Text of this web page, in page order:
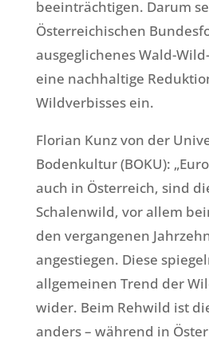
beeinträchtigen. Darum
Österreichischen
ausgeglichenes Wald-
eine nachhaltige
Wildverbisses ein.
Florian Kunz von der
Bodenkultur (BOKU):
auch in Österreich, sind
Schalenwild, vor allem
den vergangenen
angestiegen. Diese
allgemeinen Trend der
wider. Beim Rehwild ist
anders – während in